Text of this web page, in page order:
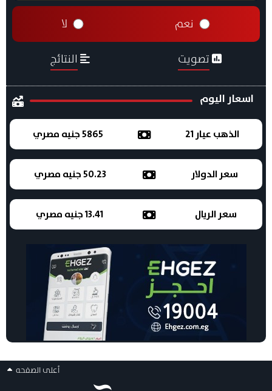
نعم لا
تصويت النتائج
اسعار اليوم
الذهب عيار 21 5865 جنيه مصري
سعر الدولار 50.23 جنيه مصري
سعر الريال 13.41 جنيه مصري
أعلى الصفحه